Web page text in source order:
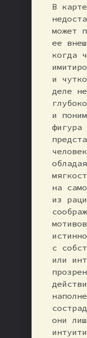
В
может
ее
когда
и
деле
и
фигура
на
из
с
или
они